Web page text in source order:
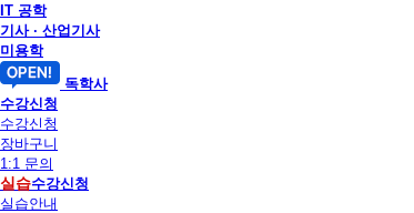
IT 공학
기사 · 산업기사
미용학
독학사
수강신청
수강신청
장바구니
1:1 문의
실습수강신청
실습안내